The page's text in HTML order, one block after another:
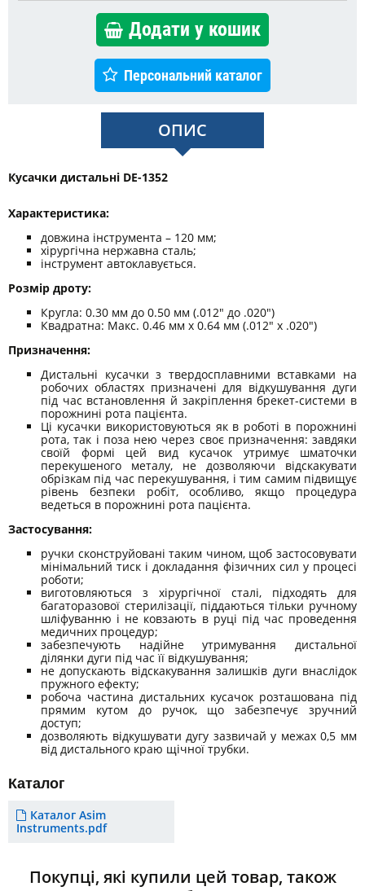
Додати у кошик
Персональний каталог
ОПИС
Кусачки дистальні DE-1352
Характеристика:
довжина інструмента – 120 мм;
хірургічна нержавна сталь;
інструмент автоклавується.
Розмір дроту:
Кругла: 0.30 мм до 0.50 мм (.012" до .020")
Квадратна: Макс. 0.46 мм x 0.64 мм (.012" x .020")
Призначення:
Дистальні кусачки з твердосплавними вставками на
робочих областях призначені для відкушування дуги
під час встановлення й закріплення брекет-системи в
порожнині рота пацієнта.
Ці кусачки використовуються як в роботі в порожнині
рота, так і поза нею через своє призначення: завдяки
своїй формі цей вид кусачок утримує шматочки
перекушеного металу, не дозволяючи відскакувати
обрізкам під час перекушування, і тим самим підвищує
рівень безпеки робіт, особливо, якщо процедура
ведеться в порожнині рота пацієнта.
Застосування:
ручки сконструйовані таким чином, щоб застосовувати
мінімальний тиск і докладання фізичних сил у процесі
роботи;
виготовляються з хірургічної сталі, підходять для
багаторазової стерилізації, піддаються тільки ручному
шліфуванню і не ковзають в руці під час проведення
медичних процедур;
забезпечують надійне утримування дистальної
ділянки дуги під час її відкушування;
не допускають відскакування залишків дуги внаслідок
пружного ефекту;
робоча частина дистальних кусачок розташована під
прямим кутом до ручок, що забезпечує зручний
доступ;
дозволяють відкушувати дугу зазвичай у межах 0,5 мм
від дистального краю щічної трубки.
Каталог
Каталог Asim
Instruments.pdf
Покупці, які купили цей товар, також